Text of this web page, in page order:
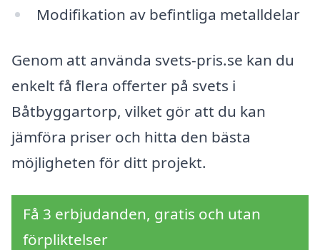
Modifikation av befintliga metalldelar
Genom att använda svets-pris.se kan du
enkelt få flera offerter på svets i
Båtbyggartorp, vilket gör att du kan
jämföra priser och hitta den bästa
möjligheten för ditt projekt.
Få 3 erbjudanden, gratis och utan
förpliktelser